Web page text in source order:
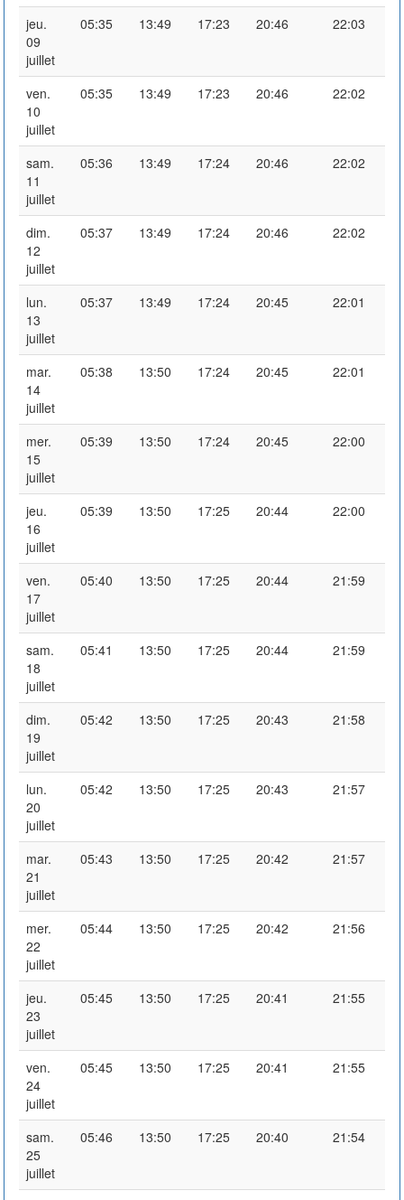
jeu.
09
juillet
05:35 13:49 17:23 20:46 22:03
ven.
10
juillet
05:35 13:49 17:23 20:46 22:02
sam.
11
juillet
05:36 13:49 17:24 20:46 22:02
dim.
12
juillet
05:37 13:49 17:24 20:46 22:02
lun.
13
juillet
05:37 13:49 17:24 20:45 22:01
mar.
14
juillet
05:38 13:50 17:24 20:45 22:01
mer.
15
juillet
05:39 13:50 17:24 20:45 22:00
jeu.
16
juillet
05:39 13:50 17:25 20:44 22:00
ven.
17
juillet
05:40 13:50 17:25 20:44 21:59
sam.
18
juillet
05:41 13:50 17:25 20:44 21:59
dim.
19
juillet
05:42 13:50 17:25 20:43 21:58
lun.
20
juillet
05:42 13:50 17:25 20:43 21:57
mar.
21
juillet
05:43 13:50 17:25 20:42 21:57
mer.
22
juillet
05:44 13:50 17:25 20:42 21:56
jeu.
23
juillet
05:45 13:50 17:25 20:41 21:55
ven.
24
juillet
05:45 13:50 17:25 20:41 21:55
sam.
25
juillet
05:46 13:50 17:25 20:40 21:54